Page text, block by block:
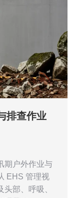
排查作业
期户外作业与
EHS 管理视
部、呼吸、